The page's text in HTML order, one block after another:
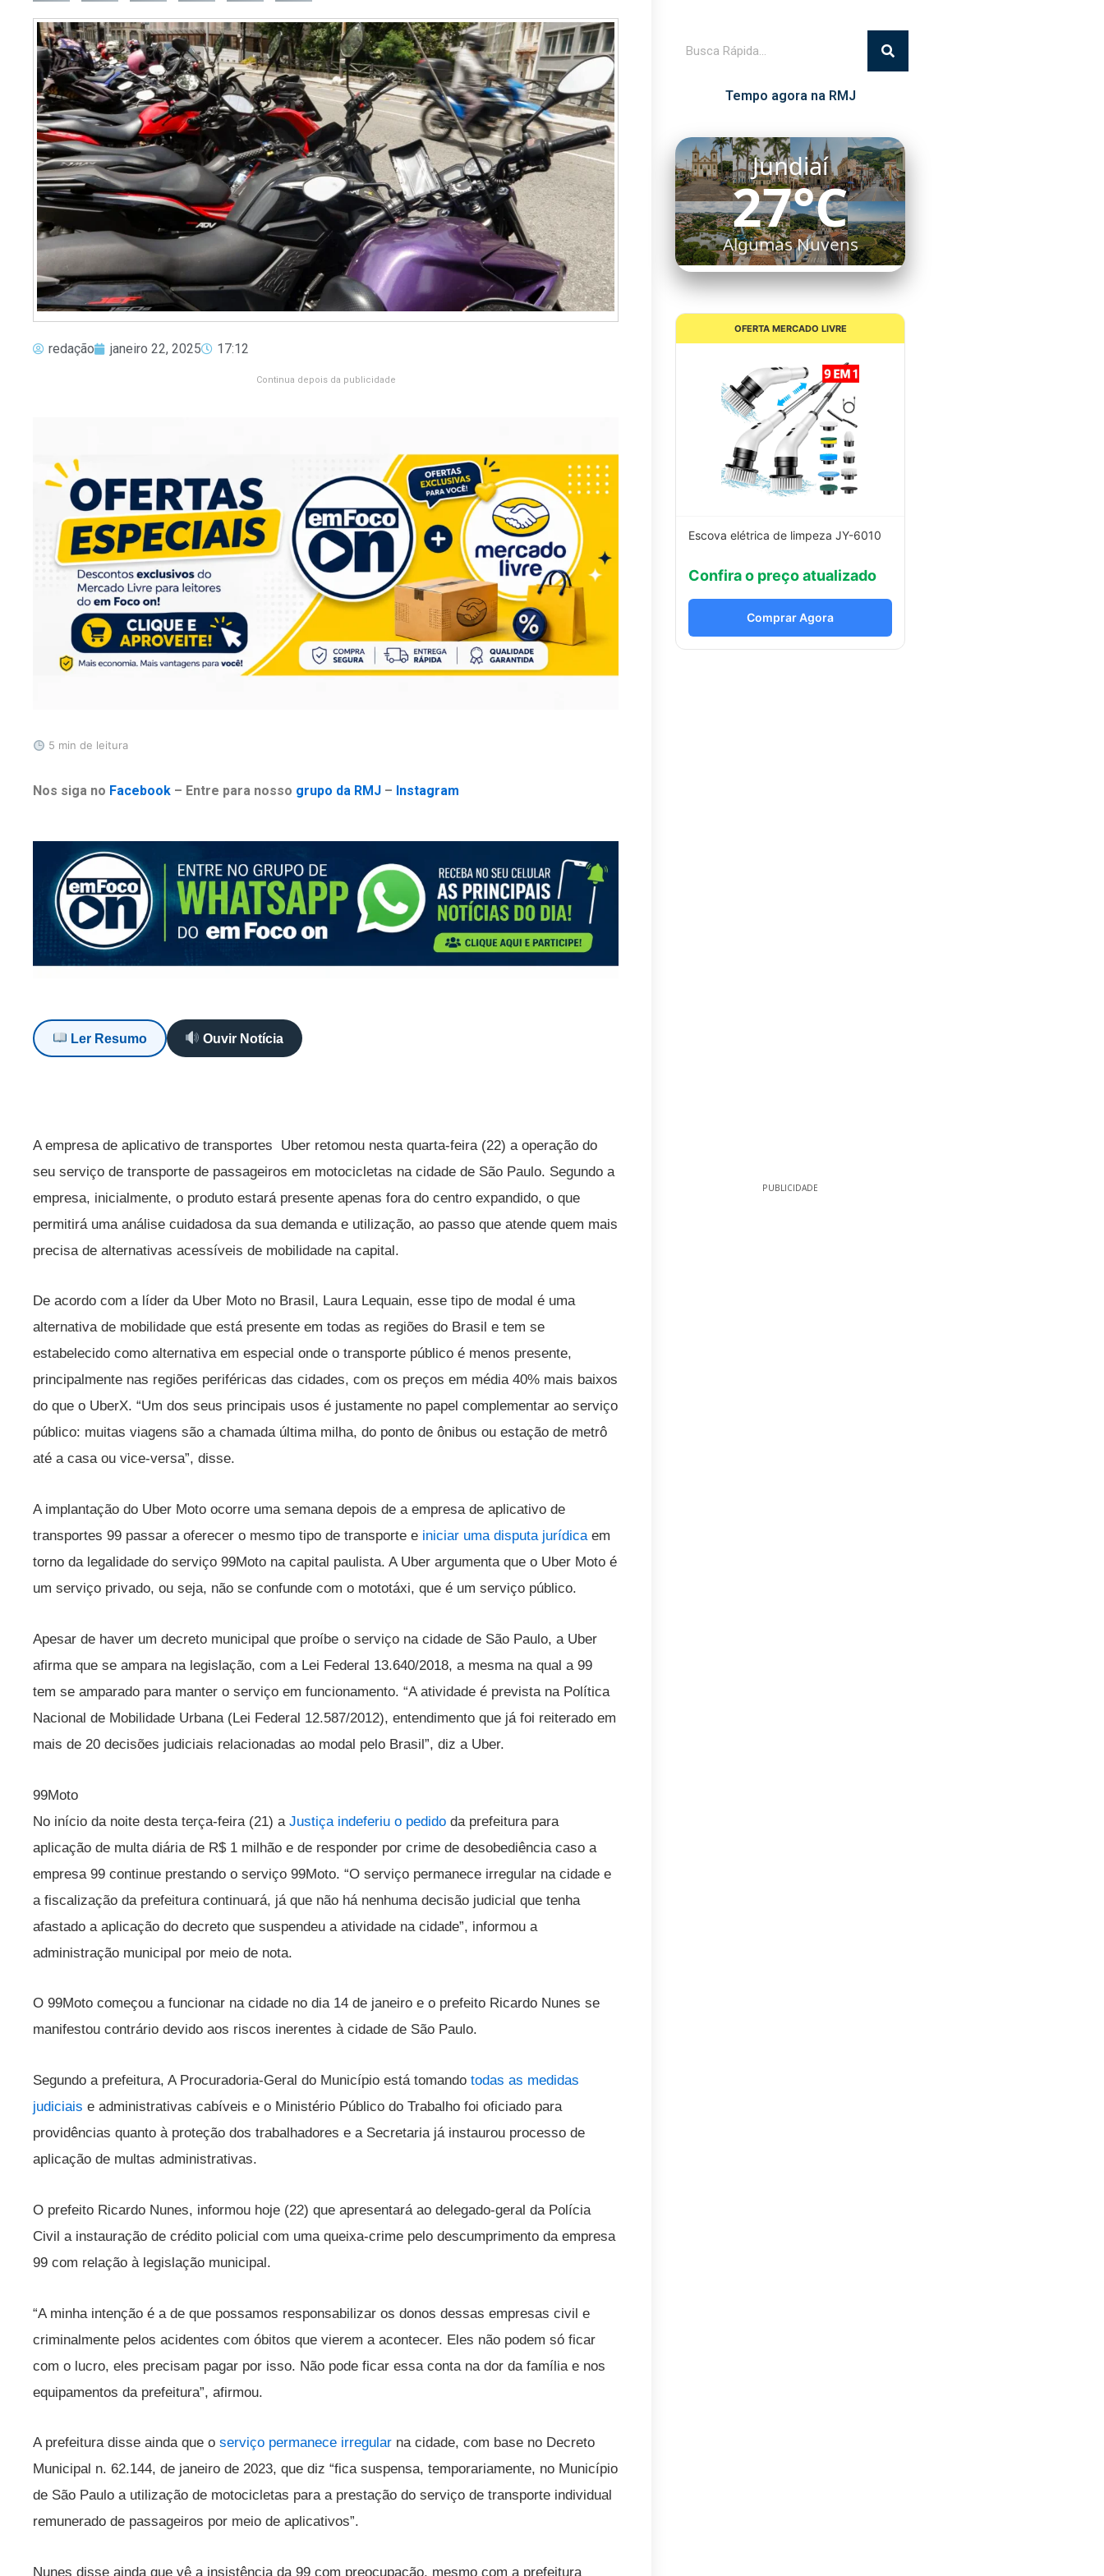
redação janeiro 22, 2025 17:12
Continua depois da publicidade
5 min de leitura
Nos siga no Facebook – Entre para nosso grupo da RMJ – Instagram
Ler Resumo Ouvir Notícia
A empresa de aplicativo de transportes Uber retomou nesta quarta-feira (22) a operação do
seu serviço de transporte de passageiros em motocicletas na cidade de São Paulo. Segundo a
empresa, inicialmente, o produto estará presente apenas fora do centro expandido, o que
permitirá uma análise cuidadosa da sua demanda e utilização, ao passo que atende quem mais
precisa de alternativas acessíveis de mobilidade na capital.
De acordo com a líder da Uber Moto no Brasil, Laura Lequain, esse tipo de modal é uma
alternativa de mobilidade que está presente em todas as regiões do Brasil e tem se
estabelecido como alternativa em especial onde o transporte público é menos presente,
principalmente nas regiões periféricas das cidades, com os preços em média 40% mais baixos
do que o UberX. “Um dos seus principais usos é justamente no papel complementar ao serviço
público: muitas viagens são a chamada última milha, do ponto de ônibus ou estação de metrô
até a casa ou vice-versa”, disse.
A implantação do Uber Moto ocorre uma semana depois de a empresa de aplicativo de
transportes 99 passar a oferecer o mesmo tipo de transporte e iniciar uma disputa jurídicaem
torno da legalidade do serviço 99Moto na capital paulista. A Uber argumenta que o Uber Moto é
um serviço privado, ou seja, não se confunde com o mototáxi, que é um serviço público.
Apesar de haver um decreto municipal que proíbe o serviço na cidade de São Paulo, a Uber
afirma que se ampara na legislação, com a Lei Federal 13.640/2018, a mesma na qual a 99
tem se amparado para manter o serviço em funcionamento. “A atividade é prevista na Política
Nacional de Mobilidade Urbana (Lei Federal 12.587/2012), entendimento que já foi reiterado em
mais de 20 decisões judiciais relacionadas ao modal pelo Brasil”, diz a Uber.
99Moto
No início da noite desta terça-feira (21) a Justiça indeferiu o pedido da prefeitura para
aplicação de multa diária de R$ 1 milhão e de responder por crime de desobediência caso a
empresa 99 continue prestando o serviço 99Moto. “O serviço permanece irregular na cidade e
a fiscalização da prefeitura continuará, já que não há nenhuma decisão judicial que tenha
afastado a aplicação do decreto que suspendeu a atividade na cidade”, informou a
administração municipal por meio de nota.
O 99Moto começou a funcionar na cidade no dia 14 de janeiro e o prefeito Ricardo Nunes se
manifestou contrário devido aos riscos inerentes à cidade de São Paulo.
Segundo a prefeitura, A Procuradoria-Geral do Município está tomando todas as medidas
judiciais e administrativas cabíveis e o Ministério Público do Trabalho foi oficiado para
providências quanto à proteção dos trabalhadores e a Secretaria já instaurou processo de
aplicação de multas administrativas.
O prefeito Ricardo Nunes, informou hoje (22) que apresentará ao delegado-geral da Polícia
Civil a instauração de crédito policial com uma queixa-crime pelo descumprimento da empresa
99 com relação à legislação municipal.
“A minha intenção é a de que possamos responsabilizar os donos dessas empresas civil e
criminalmente pelos acidentes com óbitos que vierem a acontecer. Eles não podem só ficar
com o lucro, eles precisam pagar por isso. Não pode ficar essa conta na dor da família e nos
equipamentos da prefeitura”, afirmou.
A prefeitura disse ainda que o serviço permanece irregular na cidade, com base no Decreto
Municipal n. 62.144, de janeiro de 2023, que diz “fica suspensa, temporariamente, no Município
de São Paulo a utilização de motocicletas para a prestação do serviço de transporte individual
remunerado de passageiros por meio de aplicativos”.
Nunes disse ainda que vê a insistência da 99 com preocupação, mesmo com a prefeitura
Tempo agora na RMJ
Itatiba
27°C
Céu Limpo
OFERTA MERCADO LIVRE
Escova elétrica de limpeza JY-6010
Confira o preço atualizado
Comprar Agora
PUBLICIDADE